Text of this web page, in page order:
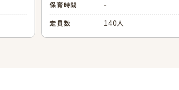
保育時間 -
定員数 140人